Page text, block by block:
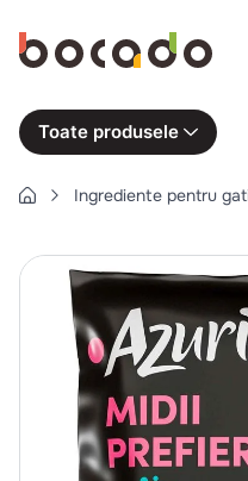
Toate produsele
Ingrediente pentru